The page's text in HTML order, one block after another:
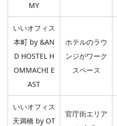
MY
いいオフィス
本町 by &AN
D HOSTEL H
OMMACHI E
AST
ホテルのラウ
ンジがワーク
スペース
いいオフィス
天満橋 by OT
官庁街エリア